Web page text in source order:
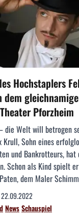
Hochstaplers
dem
Pforzheim
die Welt will betrogen
Krull, Sohn eines
und Bankrotteurs, hat
Schon als Kind spielt
dem Maler
22.09.2022
NewsSchauspiel